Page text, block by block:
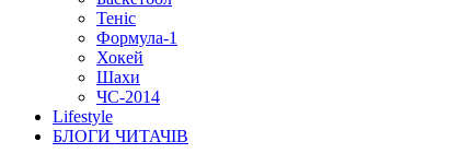
Теніс
Формула-1
Хокей
Шахи
ЧС-2014
Lifestyle
БЛОГИ ЧИТАЧІВ